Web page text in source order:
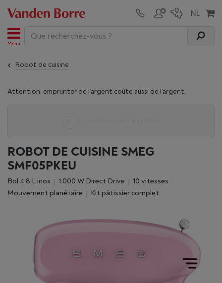
Menu
Robot de cuisine
Attention, emprunter de l’argent coûte aussi de l’argent.
ROBOT DE CUISINE SMEG
SMF05PKEU
Bol 4,8 L inox 1.000 W Direct Drive
10 vitesses
Mouvement planétaire
Kit pâtissier complet